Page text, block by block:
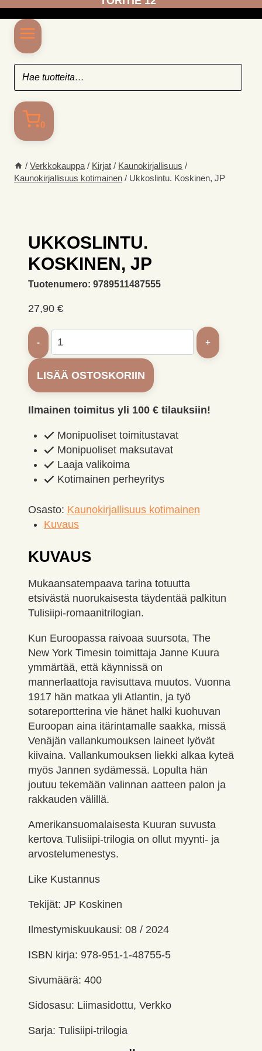
0
/ Verkkokauppa / Kirjat / Kaunokirjallisuus /
Kaunokirjallisuus kotimainen / Ukkoslintu. Koskinen, JP
UKKOSLINTU.
KOSKINEN, JP
Tuotenumero: 9789511487555
27,90 €
Ukkoslintu.
Koskinen,
määrä
LISÄÄ OSTOSKORIIN
Ilmainen toimitus yli 100 € tilauksiin!
Monipuoliset toimitustavat
Monipuoliset maksutavat
Laaja valikoima
Kotimainen perheyritys
Osasto: Kaunokirjallisuus kotimainen
Kuvaus
KUVAUS
Mukaansatempaava tarina totuutta
etsivästä nuorukaisesta täydentää palkitun
Tulisiipi-romaanitrilogian.
Kun Euroopassa raivoaa suursota, The
New York Timesin toimittaja Janne Kuura
ymmärtää, että käynnissä on
mannerlaattoja ravisuttava muutos. Vuonna
1917 hän matkaa yli Atlantin, ja työ
sotareportterina vie hänet halki kuohuvan
Euroopan aina itärintamalle saakka, missä
Venäjän vallankumouksen laineet lyövät
kiivaina. Vallankumouksen liekki alkaa kyteä
myös Jannen sydämessä. Lopulta hän
joutuu tekemään valinnan aatteen palon ja
rakkauden välillä.
Amerikansuomalaisesta Kuuran suvusta
kertova Tulisiipi-trilogia on ollut myynti- ja
arvostelumenestys.
Like Kustannus
Tekijät: JP Koskinen
Ilmestymiskuukausi: 08 / 2024
ISBN kirja: 978-951-1-48755-5
Sivumäärä: 400
Sidosasu: Liimasidottu, Verkko
Sarja: Tulisiipi-trilogia